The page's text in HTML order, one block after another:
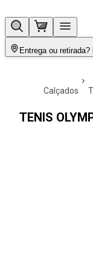
Entrega ou retirada?
calçados
TENIS